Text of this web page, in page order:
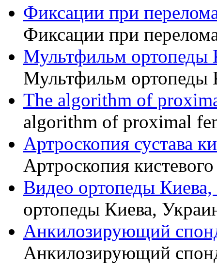
Фиксации при
Фиксации при
Мультфильм ортопеды
Мультфильм ортопеды
The algorithm of
algorithm of proximal
Артроскопия сустава
Артроскопия
Видео ортопеды
ортопеды Киева,
Анкилозирующий
Анкилозирующий